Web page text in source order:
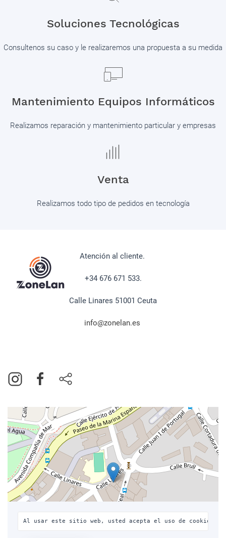
Soluciones Tecnológicas
Consultenos su caso y le realizaremos una propuesta a su medida
Mantenimiento Equipos Informáticos
Realizamos reparación y mantenimiento particular y empresas
Venta
Realizamos todo tipo de pedidos en tecnología
Atención al cliente.
+34 676 671 533.
Calle Linares 51001 Ceuta
info@zonelan.es
Al usar este sitio web, usted acepta el uso de cookies